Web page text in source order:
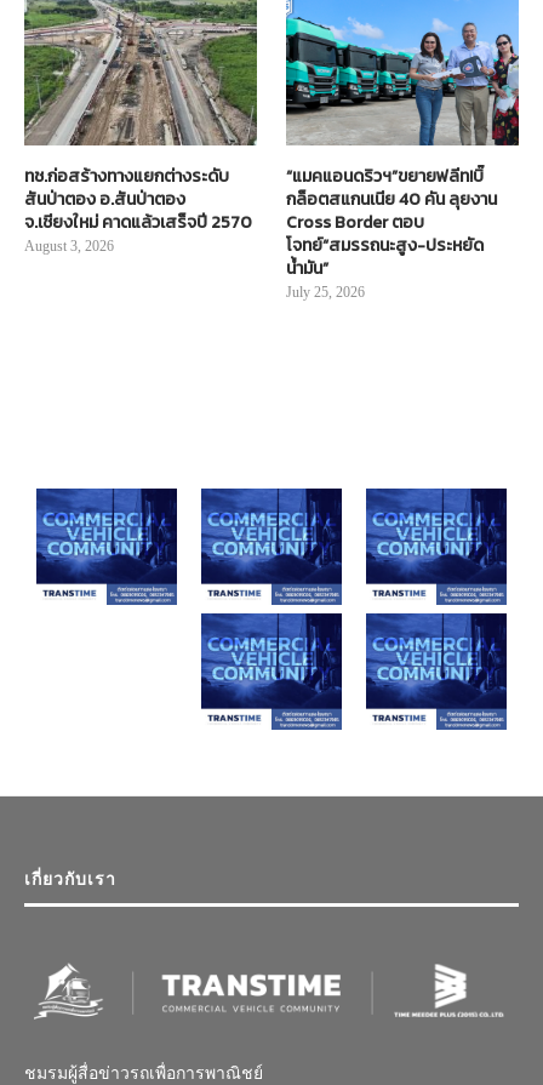
ทช.ก่อสร้างทางแยกต่างระดับ
สันป่าตอง อ.สันป่าตอง
จ.เชียงใหม่ คาดแล้วเสร็จปี 2570
August 3, 2026
“แมคแอนดริวฯ”ขยายฟลีท!บิ๊
กล็อตสแกนเนีย 40 คัน ลุยงาน
Cross Border ตอบ
โจทย์“สมรรถนะสูง-ประหยัด
น้ำมัน”
July 25, 2026
เกี่ยวกับเรา
ชมรมผู้สื่อข่าวรถเพื่อการพาณิชย์